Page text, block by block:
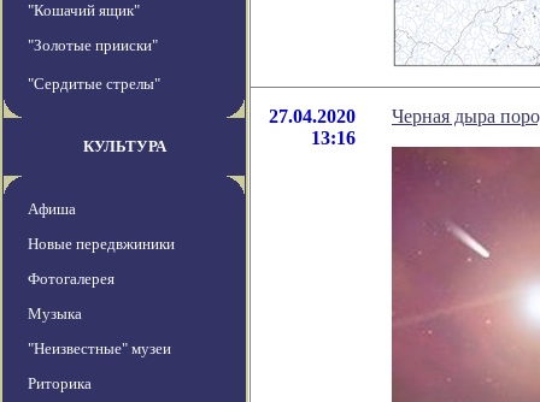
"Кошачий ящик"
"Золотые прииски"
"Сердитые стрелы"
КУЛЬТУРА
Афиша
Новые передвжиники
Фотогалерея
Музыка
"Неизвестные" музеи
Риторика
27.04.2020
13:16
Черная дыра